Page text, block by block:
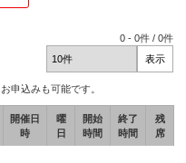
0 -0件 /0件
申込みも可能です。
開催日
時
曜
日
開始
時間
終了
時間
残
席